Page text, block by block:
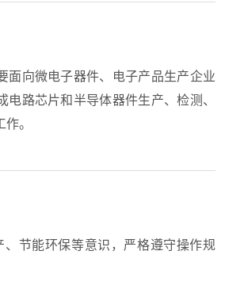
面向微电子器件、电子产品生产企业
路芯片和半导体器件生产、检测、
。
节能环保等意识，严格遵守操作规